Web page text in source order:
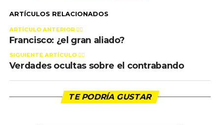
ARTÍCULOS RELACIONADOS
ARTÍCULO ANTERIOR 👉🏻
Francisco: ¿el gran aliado?
SIGUIENTE ARTÍCULO 👈🏻
Verdades ocultas sobre el contrabando
TE PODRÍA GUSTAR